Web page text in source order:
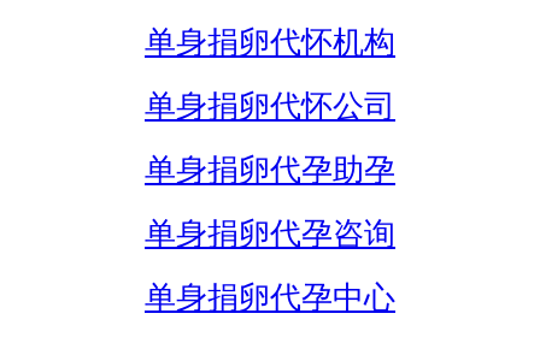
单身捐卵代怀机构
单身捐卵代怀公司
单身捐卵代孕助孕
单身捐卵代孕咨询
单身捐卵代孕中心